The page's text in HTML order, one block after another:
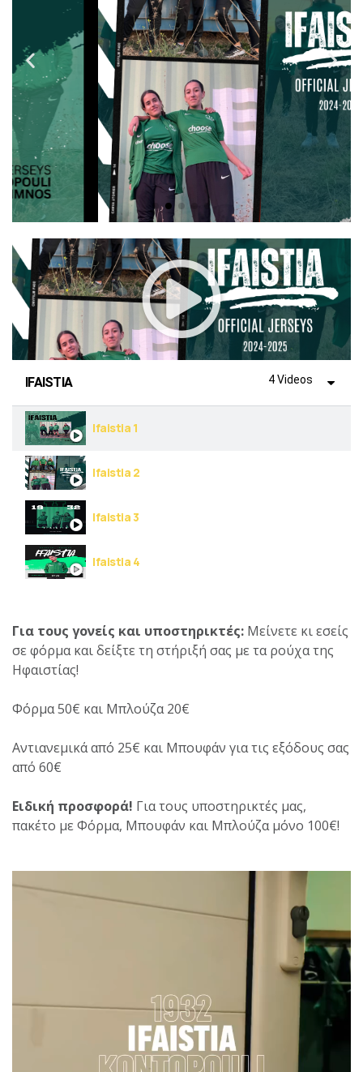
IFAISTIA 4 Videos
Ifaistia 1
Ifaistia 2
Ifaistia 3
Ifaistia 4
Για τους γονείς και υποστηρικτές: Μείνετε κι εσείς
σε φόρμα και δείξτε τη στήριξή σας με τα ρούχα της
Ηφαιστίας!
Φόρμα 50€ και Μπλούζα 20€
Αντιανεμικά από 25€ και Μπουφάν για τις εξόδους σας
από 60€
Ειδική προσφορά! Για τους υποστηρικτές μας,
πακέτο με Φόρμα, Μπουφάν και Μπλούζα μόνο 100€!